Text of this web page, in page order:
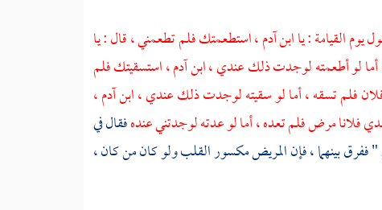
يوم القيامة : يا ابنآدم، استطعمتك فلم تطعمني ، قال : يا
لو أطعمته لوجدت ذلك عندي ، ابنآدم، استسقيتك فلم
فلم تسقه ، أما لو سقيته لوجدت ذلك عندي ، ابنآدم،
فلانا مرض فلم تعده ، أما لو عدته لوجدتني عندهفقال في
بينهما ، فإن المريض مكسور القلب ولو كان من كان ،